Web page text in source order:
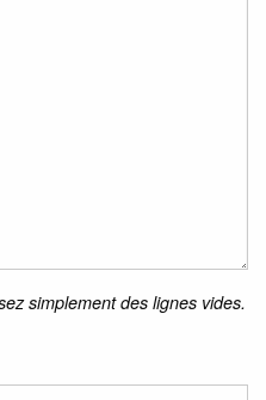
simplement des lignes vides.